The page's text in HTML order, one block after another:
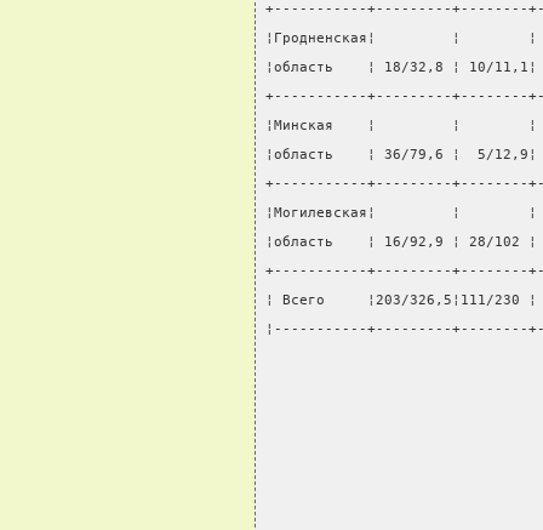
+-----------+---------+--------
¦Гродненская¦         ¦
¦область    ¦ 18/32,8 ¦ 10/
+-----------+---------+--------
¦Минская    ¦         ¦
¦область    ¦ 36/79,6 ¦  5/
+-----------+---------+--------
¦Могилевская¦         ¦
¦область    ¦ 16/92,9 ¦ 28/
+-----------+---------+--------
¦ Всего     ¦203/326,5¦111/230
¦-----------+---------+--------